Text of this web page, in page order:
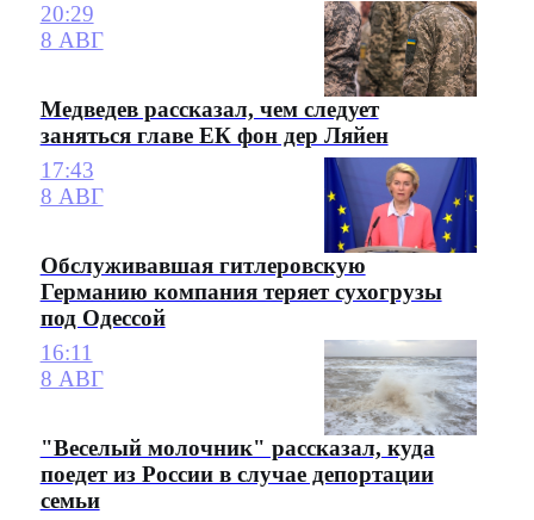
20:29
8 АВГ
Медведев рассказал, чем следует
заняться главе ЕК фон дер Ляйен
17:43
8 АВГ
Обслуживавшая гитлеровскую
Германию компания теряет сухогрузы
под Одессой
16:11
8 АВГ
"Веселый молочник" рассказал, куда
поедет из России в случае депортации
семьи